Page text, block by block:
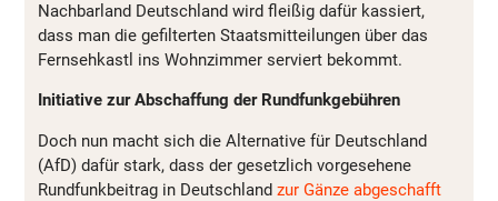
Nachbarland Deutschland wird fleißig dafür kassiert,
dass man die gefilterten Staatsmitteilungen über das
Fernsehkastl ins Wohnzimmer serviert bekommt.
Initiative zur Abschaffung der Rundfunkgebühren
Doch nun macht sich die Alternative für Deutschland
(AfD) dafür stark, dass der gesetzlich vorgesehene
Rundfunkbeitrag in Deutschland zur Gänze abgeschafft